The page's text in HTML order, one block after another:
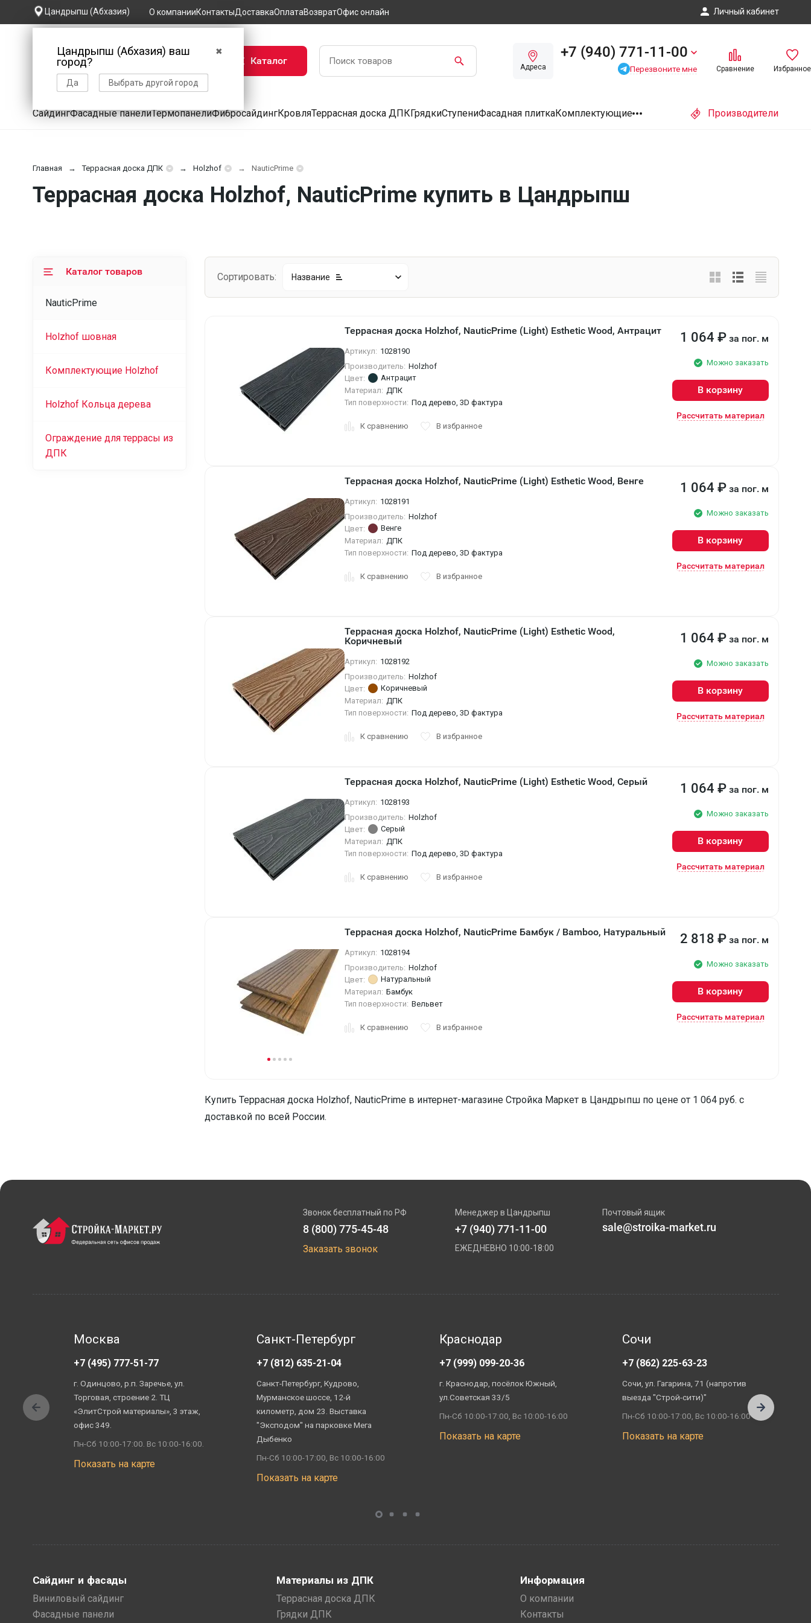
Цандрыпш (Абхазия)
✖
Цандрыпш (Абхазия) ваш
город?
Да Выбрать другой город
О компанииКонтактыДоставкаОплатаВозвратОфис онлайн Личный кабинет
Каталог
Адреса
+7 (940) 771-11-00
Перезвоните мне Сравнение Избранное
СайдингФасадные панелиТермопанелиФибросайдингКровляТеррасная доска ДПКГрядкиСтупениФасадная плиткаКомплектующие Производители
Главная Террасная доска ДПК Holzhof NauticPrime
Террасная доска Holzhof, NauticPrime купить в Цандрыпш
Сортировать: Название
Террасная доска Holzhof, NauticPrime (Light) Esthetic Wood, Антрацит
Артикул: 1028190
Производитель: Holzhof
Цвет:
Антрацит
Материал: ДПК
Тип поверхности: Под дерево, 3D фактура
К сравнению В избранное
1 064 ₽ за пог. м
Можно заказать
В корзину
Рассчитать материал
Террасная доска Holzhof, NauticPrime (Light) Esthetic Wood, Венге
Артикул: 1028191
Производитель: Holzhof
Цвет:
Венге
Материал: ДПК
Тип поверхности: Под дерево, 3D фактура
К сравнению В избранное
1 064 ₽ за пог. м
Можно заказать
В корзину
Рассчитать материал
Террасная доска Holzhof, NauticPrime (Light) Esthetic Wood,
Коричневый
Артикул: 1028192
Производитель: Holzhof
Цвет:
Коричневый
Материал: ДПК
Тип поверхности: Под дерево, 3D фактура
К сравнению В избранное
1 064 ₽ за пог. м
Можно заказать
В корзину
Рассчитать материал
Террасная доска Holzhof, NauticPrime (Light) Esthetic Wood, Серый
Артикул: 1028193
Производитель: Holzhof
Цвет:
Серый
Материал: ДПК
Тип поверхности: Под дерево, 3D фактура
К сравнению В избранное
1 064 ₽ за пог. м
Можно заказать
В корзину
Рассчитать материал
Террасная доска Holzhof, NauticPrime Бамбук / Bamboo, Натуральный
Артикул: 1028194
Производитель: Holzhof
Цвет:
Натуральный
Материал: Бамбук
Тип поверхности: Вельвет
К сравнению В избранное
2 818 ₽ за пог. м
Можно заказать
В корзину
Рассчитать материал
Купить Террасная доска Holzhof, NauticPrime в интернет-магазине Стройка Маркет в Цандрыпш по цене от 1 064 руб. с
доставкой по всей России.
Каталог товаров
NauticPrime
Holzhof шовная
Комплектующие Holzhof
Holzhof Кольца дерева
Ограждение для террасы из
ДПК
Звонок бесплатный по РФ
8 (800) 775-45-48
Заказать звонок
Менеджер в Цандрыпш
+7 (940) 771-11-00
ЕЖЕДНЕВНО 10:00-18:00
Почтовый ящик
sale@stroika-market.ru
Москва
+7 (495) 777-51-77
г. Одинцово, р.п. Заречье, ул.
Торговая, строение 2. ТЦ
«ЭлитСтрой материалы», 3 этаж,
офис 349.
Пн-Сб 10:00-17:00. Вс 10:00-16:00.
Показать на карте
Санкт-Петербург
+7 (812) 635-21-04
Санкт-Петербург, Кудрово,
Мурманское шоссе, 12-й
километр, дом 23. Выставка
"Эксподом" на парковке Мега
Дыбенко
Пн-Сб 10:00-17:00, Вс 10:00-16:00
Показать на карте
Краснодар
+7 (999) 099-20-36
г. Краснодар, посёлок Южный,
ул.Советская 33/5
Пн-Сб 10:00-17:00, Вс 10:00-16:00
Показать на карте
Сочи
+7 (862) 225-63-23
Сочи, ул. Гагарина, 71 (напротив
выезда "Строй-сити)"
Пн-Сб 10:00-17:00, Вс 10:00-16:00
Показать на карте
Сайдинг и фасады
Виниловый сайдинг
Фасадные панели
Материалы из ДПК
Террасная доска ДПК
Грядки ДПК
Информация
О компании
Контакты